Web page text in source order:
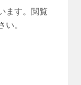
ます。閲覧
い。